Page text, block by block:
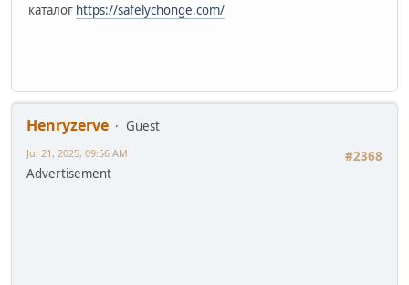
каталог https://safelychonge.com/
Henryzerve
Guest
#2368
Jul 21, 2025, 09:56 AM
Advertisement